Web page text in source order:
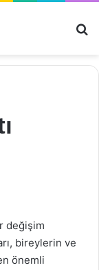
değişim
bireylerin ve
önemli